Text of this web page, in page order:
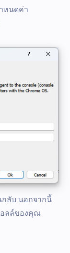
หนดค่า
กลับ นอกจากนี้
อลล์ของคุณ